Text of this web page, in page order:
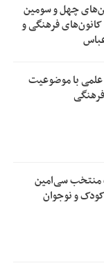
چهل و سومین
فرهنگی و
علمی با موضوعیت
منتخب سی‌امین
کودک و نوجوان